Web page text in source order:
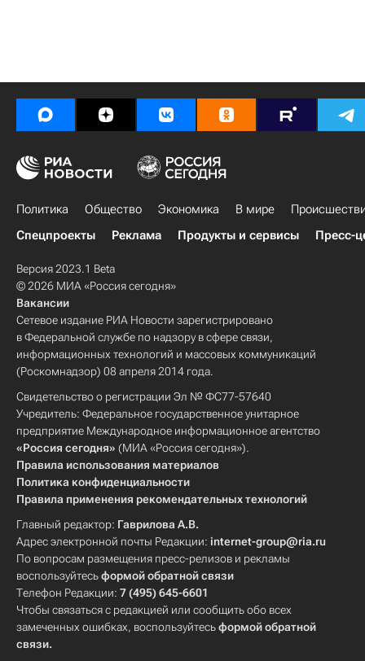
Политика Общество Экономика В мире
Спецпроекты
Реклама Продукты и сервисы Пресс-
Версия 2023.1 Beta
© 2026 МИА «Россия сегодня»
Вакансии
Сетевое издание РИА Новости зарегистрировано
в Федеральной службе по надзору в сфере связи,
информационных технологий и массовых коммуникаций
(Роскомнадзор) 08 апреля 2014 года.
Свидетельство о регистрации Эл № ФС77-57640
Учредитель: Федеральное государственное унитарное
предприятие Международное информационное агентство
«Россия сегодня» (МИА «Россия сегодня»).
Правила использования материалов
Политика конфиденциальности
Правила применения рекомендательных технологий
Главный редактор: Гаврилова А.В.
Адрес электронной почты Редакции: internet-group@ria.ru
По вопросам размещения пресс-релизов и рекламы
воспользуйтесьформой обратной связи
Телефон Редакции: 7 (495) 645-6601
Чтобы связаться с редакцией или сообщить обо всех
замеченных ошибках, воспользуйтесьформой обратной
связи.